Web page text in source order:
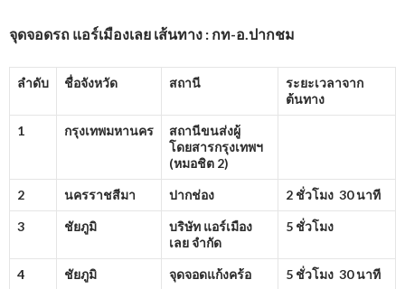
จุดจอดรถ แอร์เมืองเลย เส้นทาง : กท-อ.ปากชม
ลำดับ ชื่อจังหวัด สถานี
ระยะเวลาจาก
ต้นทาง
1 กรุงเทพมหานคร
สถานีขนส่งผู้
โดยสารกรุงเทพฯ
(หมอชิต 2)
2 นครราชสีมา ปากช่อง 2 ชั่วโมง 30 นาที
3 ชัยภูมิ
บริษัท แอร์เมือง
เลย จำกัด
5 ชั่วโมง
4 ชัยภูมิ จุดจอดแก้งคร้อ 5 ชั่วโมง 30 นาที